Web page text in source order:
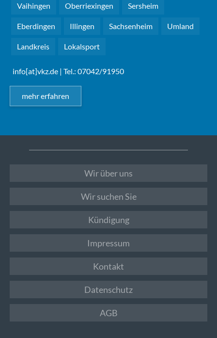
Vaihingen Oberriexingen Sersheim
Eberdingen Illingen Sachsenheim Umland
Landkreis Lokalsport
info[at]vkz.de | Tel.: 07042/91950
mehr erfahren
Wir über uns
Wir suchen Sie
Kündigung
Impressum
Kontakt
Datenschutz
AGB